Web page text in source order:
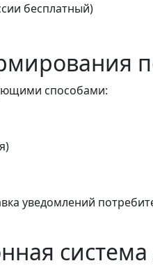
бесплатный)
способами:
уведомлений